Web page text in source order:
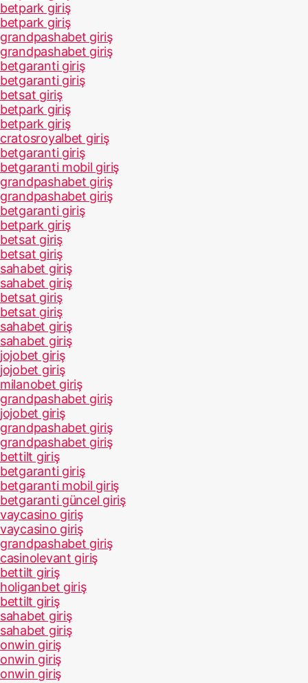
betpark giriş
betpark giriş
grandpashabet giriş
grandpashabet giriş
betgaranti giriş
betgaranti giriş
betsat giriş
betpark giriş
betpark giriş
cratosroyalbet giriş
betgaranti giriş
betgaranti mobil giriş
grandpashabet giriş
grandpashabet giriş
betgaranti giriş
betpark giriş
betsat giriş
betsat giriş
sahabet giriş
sahabet giriş
betsat giriş
betsat giriş
sahabet giriş
sahabet giriş
jojobet giriş
jojobet giriş
milanobet giriş
grandpashabet giriş
jojobet giriş
grandpashabet giriş
grandpashabet giriş
bettilt giriş
betgaranti giriş
betgaranti mobil giriş
betgaranti güncel giriş
vaycasino giriş
vaycasino giriş
grandpashabet giriş
casinolevant giriş
bettilt giriş
holiganbet giriş
bettilt giriş
sahabet giriş
sahabet giriş
onwin giriş
onwin giriş
onwin giriş